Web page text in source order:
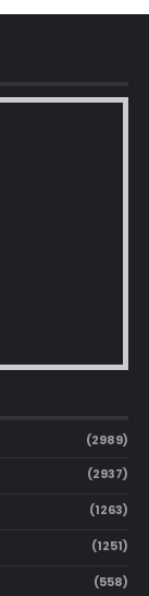
(2989)
(2937)
(1263)
(1251)
(558)